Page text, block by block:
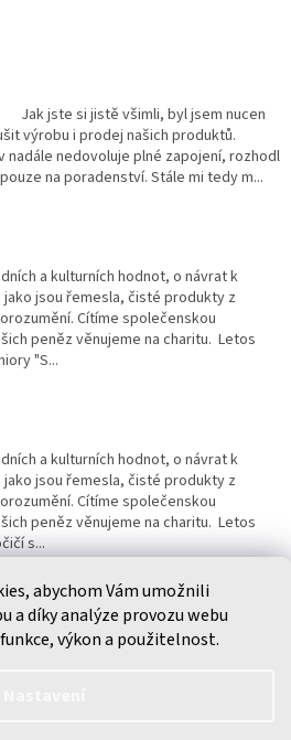
abychom Vám umožnili
a díky analýze provozu webu
výkon a použitelnost.
Jak jste si jistě všimli, byl jsem nucen
výrobu i prodej našich produktů.
nadále nedovoluje plné zapojení, rozhodl
na poradenství. Stále mi tedy m...
a kulturních hodnot, o návrat k
jsou řemesla, čisté produkty z
Cítíme společenskou
peněz věnujeme na charitu. Letos
"S...
a kulturních hodnot, o návrat k
jsou řemesla, čisté produkty z
Cítíme společenskou
peněz věnujeme na charitu. Letos
s...